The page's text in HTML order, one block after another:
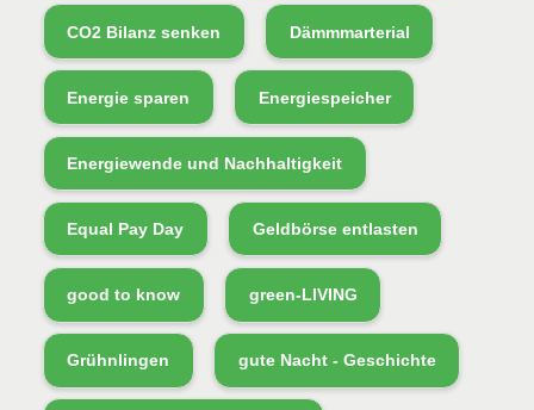
CO2 Bilanz senken Dämmmarterial
Energie sparen Energiespeicher
Energiewende und Nachhaltigkeit
Equal Pay Day Geldbörse entlasten
good to know green-LIVING
Grühnlingen gute Nacht - Geschichte